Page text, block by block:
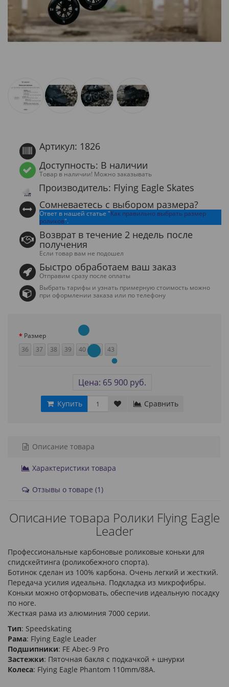
Артикул: 1826
Доступность: В наличии
Товар в наличии! Можно заказывать
Производитель: Flying Eagle Skates
Сомневаетесь с выбором размера?
Ответ в нашей статье "Как правильно выбрать размер
роликов".
Возврат в течение 2 недель после
получения
Если товар вам не подошел
Быстро обработаем ваш заказ
Отправим сразу после оплаты
Выбрать тарифы и узнать примерную стоимость можно
при оформлении заказа или по телефону
Размер
36
37 38 39 40 42 43
Цена: 65 900 руб.
Купить Сравнить
Описание товара
Характеристики товара
Отзывы о товаре (1)
Описание товара Ролики Flying Eagle
Leader
Профессиональные карбоновые роликовые коньки для
спидскейтинга (роликобежного спорта).
Ботинок сделан из 100% карбона. Очень легкий и жесткий.
Передача усилия идеальна. Подкладка из микрофибры.
Коньки можно отформовать, обеспечив идеальную посадку
по ноге.
Жесткая рама из алюминия 7000 серии.
Тип: Speedskating
Рама: Flying Eagle Leader
Подшипники: FE Abec-9 Pro
Застежки: Пяточная бакля с подкачкой + шнурки
Колеса: Flying Eagle Phantom 110mm/88A.